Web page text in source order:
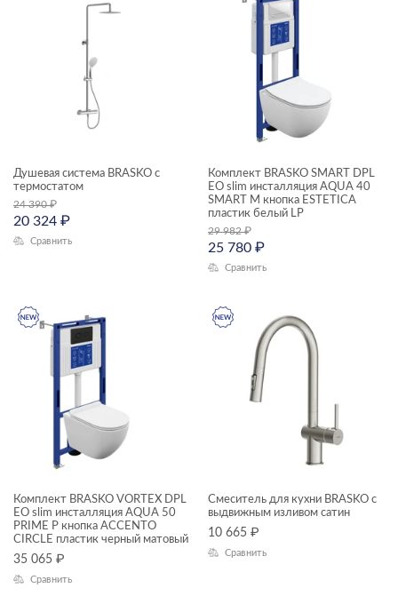
Душевая система BRASKO с
термостатом
24 390₽
20 324 ₽
Сравнить
Комплект BRASKO SMART DPL
EO slim инсталляция AQUA 40
SMART M кнопка ESTETICA
пластик белый LP
29 982₽
25 780 ₽
Сравнить
Комплект BRASKO VORTEX DPL
EO slim инсталляция AQUA 50
PRIME P кнопка ACCENTO
CIRCLE пластик черный матовый
35 065 ₽
Сравнить
Смеситель для кухни BRASKO с
выдвижным изливом сатин
10 665 ₽
Сравнить